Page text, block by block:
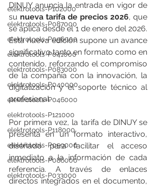
elektrotools-P102000
elektrotools-P087000
elektrotools-P096000
elektrotools-P041000
elektrotools-P083000
elektrotools-P040000
elektrotools-P046000
elektrotools-P121000
elektrotools-P118000
elektrotools-P059000
elektrotools-P086000
elektrotools-P033000
DINUY anuncia la entrada en vigor de
su nueva tarifa de precios 2026, que
se aplica desde el 1 de enero del 2026.
Esta nueva edición supone un avance
significativo tanto en formato como en
contenido, reforzando el compromiso
de la compañía con la innovación, la
digitalización y el soporte técnico al
profesional.
Por primera vez, la tarifa de DINUY se
presenta en un formato interactivo,
diseñado para facilitar el acceso
inmediato a la información de cada
referencia. A través de enlaces
directos integrados en el documento,